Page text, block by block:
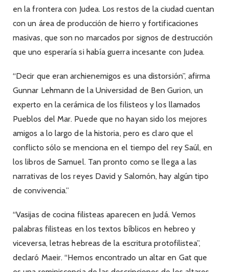
en la frontera con Judea. Los restos de la ciudad cuentan
con un área de producción de hierro y fortificaciones
masivas, que son no marcados por signos de destrucción
que uno esperaría si había guerra incesante con Judea.
“Decir que eran archienemigos es una distorsión”, afirma
Gunnar Lehmann de la Universidad de Ben Gurion, un
experto en la cerámica de los filisteos y los llamados
Pueblos del Mar. Puede que no hayan sido los mejores
amigos a lo largo de la historia, pero es claro que el
conflicto sólo se menciona en el tiempo del rey Saúl, en
los libros de Samuel. Tan pronto como se llega a las
narrativas de los reyes David y Salomón, hay algún tipo
de convivencia.”
“Vasijas de cocina filisteas aparecen en Judá. Vemos
palabras filisteas en los textos bíblicos en hebreo y
viceversa, letras hebreas de la escritura protofilistea”,
declaró Maeir. “Hemos encontrado un altar en Gat que